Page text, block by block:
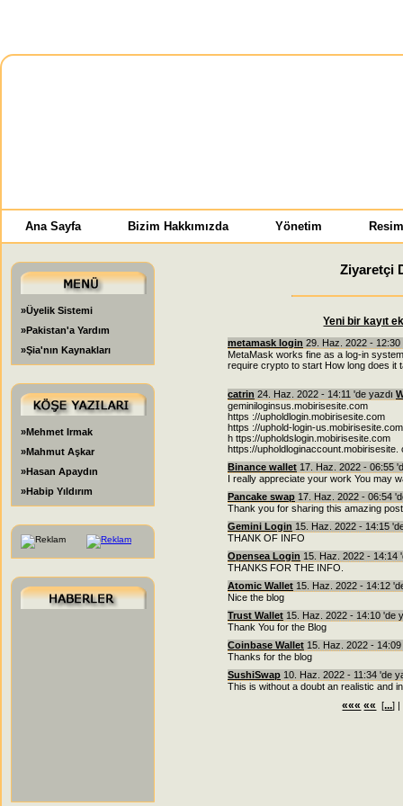
Ana Sayfa Bizim Hakkımızda Yönetim
»Üyelik Sistemi
»Pakistan'a Yardım
»Şia'nın Kaynakları
»Mehmet Irmak
»Mahmut Aşkar
»Hasan Apaydın
»Habip Yıldırım
Ziyaretçi
Yeni bir kayıt
metamask login 29. Haz. 2022 -
MetaMask works fine as a log-in
require crypto to start How long does
catrin 24. Haz. 2022 - 14:11 'de yazdı
geminiloginsus.mobirisesite.com
https ://upholdlogin.mobirisesite.com
https ://uphold-login-us.mobirisesite.com
h ttps://upholdslogin.mobirisesite.com
https://upholdloginaccount.mobirisesite.
Binance wallet 17. Haz. 2022 - 06:55
I really appreciate your work You may
Pancake swap 17. Haz. 2022 - 06:54
Thank you for sharing this amazing
Gemini Login 15. Haz. 2022 - 14:15
THANK OF INFO
Opensea Login 15. Haz. 2022 - 14:14
THANKS FOR THE INFO.
Atomic Wallet 15. Haz. 2022 - 14:12
Nice the blog
Trust Wallet 15. Haz. 2022 - 14:10 'de
Thank You for the Blog
Coinbase Wallet 15. Haz. 2022 -
Thanks for the blog
SushiSwap 10. Haz. 2022 - 11:34 'de
This is without a doubt an realistic and
««« «« [...] |